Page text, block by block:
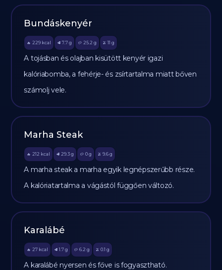
Bundáskenyér
🔥 229 kcal 🥩 7.7 g 🥔 25.2 g 🫒 11 g
A tojásban és olajban kisütött kenyér igazi
kalóriabomba, a fehérje- és zsírtartalma miatt bőven
számolj vele.
Marha Steak
🔥 212 kcal 🥩 29.3 g 🥔 0g 🫒 9.6 g
A marha steak a marha egyik legnépszerűbb része.
A kalóriatartalma a vágástól függően változó.
Karalábé
🔥 27 kcal 🥩 1.7 g 🥔 6.2 g 🫒 0.1 g
A karalábé nyersen és főve is fogyasztható.